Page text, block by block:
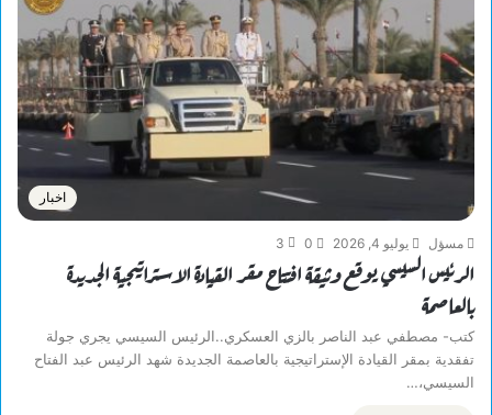
اخبار
مسؤل يوليو 4, 2026 0
3
الرئيس السيسي يوقع وثيقة افتتاح مقر القيادة الاستراتيجية الجديدة
بالعاصمة
كتب- مصطفي عبد الناصر بالزي العسكري..الرئيس السيسي يجري جولة
تفقدية بمقر القيادة الإستراتيجية بالعاصمة الجديدة شهد الرئيس عبد الفتاح
السيسي،…